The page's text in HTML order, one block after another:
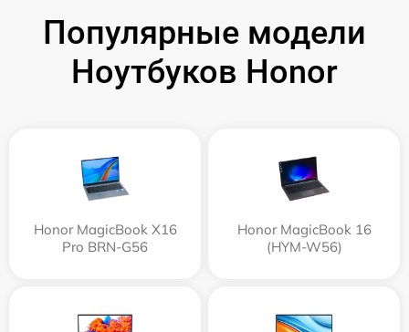
Популярные модели
Ноутбуков Honor
Honor MagicBook X16
Pro BRN-G56
Honor MagicBook 16
(HYM-W56)